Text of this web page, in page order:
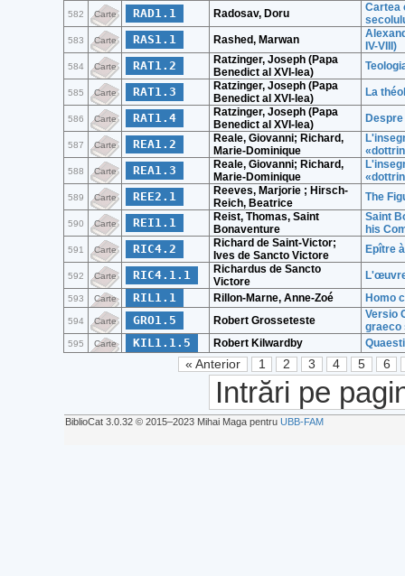
582 Carte RAD1.1 Radosav, Doru
Cartea
583 Carte RAS1.1 Rashed, Marwan
IV-VIII)
584 Carte RAT1.2
Ratzinger, Joseph (Papa
Benedict al XVI-lea)
585 Carte RAT1.3
Ratzinger, Joseph (Papa
Benedict al XVI-lea)
La
586 Carte RAT1.4
Ratzinger, Joseph (Papa
Benedict al XVI-lea)
587 Carte REA1.2
Reale, Giovanni; Richard,
Marie-Dominique
588 Carte REA1.3
Reale, Giovanni; Richard,
Marie-Dominique
589 Carte REE2.1
Reeves, Marjorie ; Hirsch-
Reich, Beatrice
The
590 Carte REI1.1
Reist, Thomas, Saint
Bonaventure
Saint
his
591 Carte RIC4.2
Richard de Saint-Victor;
Ives de Sancto Victore
Epître
592 Carte RIC4.1.1
Richardus de Sancto
Victore
593 Carte RIL1.1 Rillon-Marne, Anne-Zoé Homo
594 Carte GRO1.5 Robert Grosseteste
Versio
graeco
595 Carte KIL1.1.5 Robert Kilwardby
« Anterior 1 2 3 4 5 6
Intrări pe
BiblioCat 3.0.32 © 2015‒2023 Mihai Maga pentru UBB-FAM